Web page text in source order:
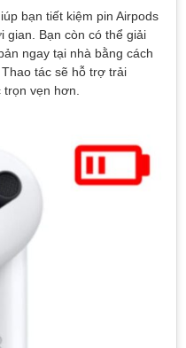
bạn tiết kiệm pin Airpods
gian. Bạn còn có thể giải
ngay tại nhà bằng cách
tác sẽ hỗ trợ trải
trọn vẹn hơn.